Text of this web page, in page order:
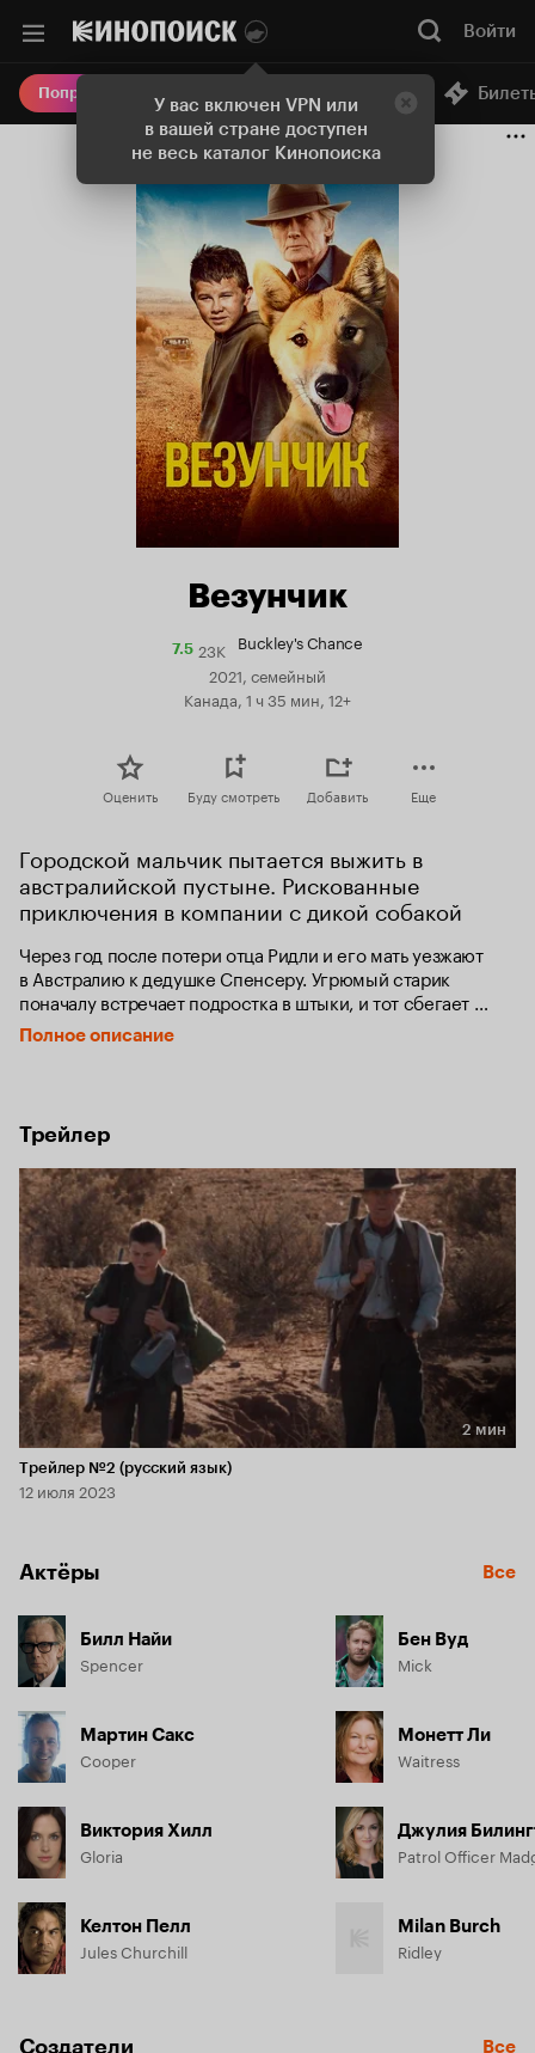
У вас включен VPN или
в вашей стране доступен
не весь каталог Кинопоиска
Войти
Попробовать Плюс Онлайн-кинотеатр
Везунчик
7.5Рейтинг
Кинопоиска
23K Buckley's Chance
2021, семейный
Канада, 1 ч 35 мин, 12+
Оценить Буду смотреть Добавить Еще
Городской мальчик пытается выжить в
австралийской пустыне. Рискованные
приключения в компании с дикой собакой
Через год после потери отца Ридли и его мать уезжают
в Австралию к дедушке Спенсеру. Угрюмый старик
поначалу встречает подростка в штыки, и тот сбегает
из дома. Удастся ли ему выжить и найти взаимопонимание
с семьей?
Полное описание
Трейлер
Длительность 2 мин
2 мин
Трейлер №2 (русский язык)
12 июля 2023
Актёры Все
Билл Найи
Spencer
Мартин Сакс
Cooper
Виктория Хилл
Gloria
Келтон Пелл
Jules Churchill
Бен Вуд
Mick
Монетт Ли
Waitress
Джулия
Patrol Officer
Milan Burch
Ridley
Создатели Все